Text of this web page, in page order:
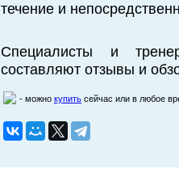
течение и
Специалисты и
составляют отзывы и
- можно купить сейчас или в любое